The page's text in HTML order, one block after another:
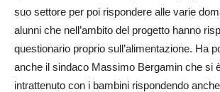
suo settore per poi rispondere alle varie
alunni che nell’ambito del progetto hanno
questionario proprio sull’alimentazione. Ha
anche il sindaco Massimo Berga­min che si
intrattenuto con i bambini rispondendo